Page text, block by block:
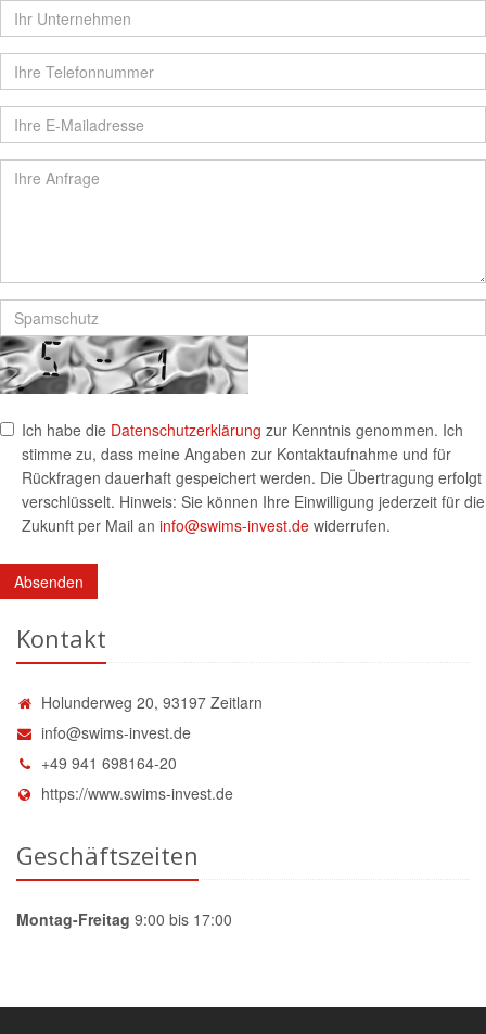
Ich habe die Datenschutzerklärung zur Kenntnis genommen. Ich
stimme zu, dass meine Angaben zur Kontaktaufnahme und für
Rückfragen dauerhaft gespeichert werden. Die Übertragung erfolgt
verschlüsselt. Hinweis: Sie können Ihre Einwilligung jederzeit für die
Zukunft per Mail an info@swims-invest.de widerrufen.
Kontakt
Holunderweg 20, 93197 Zeitlarn
info@swims-invest.de
+49 941 698164-20
https://www.swims-invest.de
Geschäftszeiten
Montag-Freitag 9:00 bis 17:00